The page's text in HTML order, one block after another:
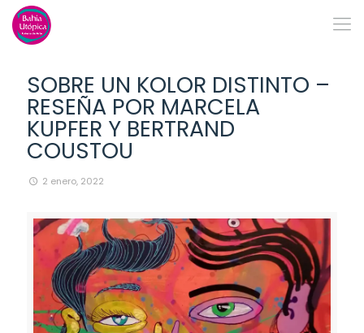
SOBRE UN KOLOR DISTINTO –
RESEÑA POR MARCELA
KUPFER Y BERTRAND
COUSTOU
2 enero, 2022